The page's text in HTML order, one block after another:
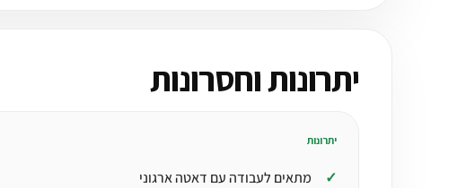
יתרונות וחסרונות
יתרונות
מתאים לעבודה עם דאטה ארגוני